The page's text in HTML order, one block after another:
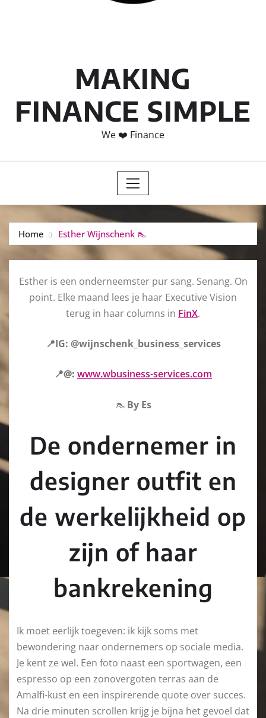
MAKING
FINANCE SIMPLE
We ❤️ Finance
Home Esther Wijnschenk 👠
Esther is een onderneemster pur sang. Senang. On
point. Elke maand lees je haar Executive Vision
terug in haar columns in FinX.
📍IG: @wijnschenk_business_services
📍@: www.wbusiness-services.com
👠 By Es
De ondernemer in
designer outfit en
de werkelijkheid op
zijn of haar
bankrekening
Ik moet eerlijk toegeven: ik kijk soms met
bewondering naar ondernemers op sociale media.
Je kent ze wel. Een foto naast een sportwagen, een
espresso op een zonovergoten terras aan de
Amalfi-kust en een inspirerende quote over succes.
Na drie minuten scrollen krijg je bijna het gevoel dat